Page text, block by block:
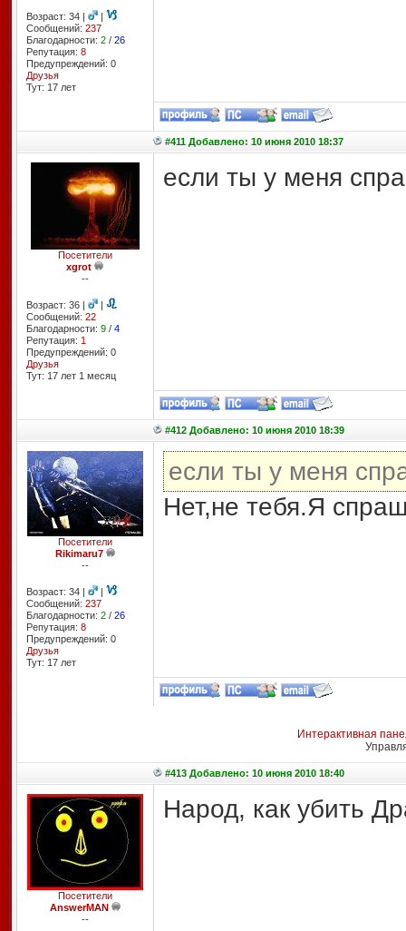
Возраст: 34 |
|
Сообщений: 237
Благодарности: 2/ 26
Репутация: 8
Предупреждений: 0
Друзья
Тут: 17 лет
#411 Добавлено: 10 июня 2010 18:37
Посетители
xgrot
--
Возраст: 36 |
|
Сообщений: 22
Благодарности: 9/ 4
Репутация: 1
Предупреждений: 0
Друзья
Тут: 17 лет 1 месяц
если ты у меня
#412 Добавлено: 10 июня 2010 18:39
Посетители
Rikimaru7
--
Возраст: 34 |
|
Сообщений: 237
Благодарности: 2/ 26
Репутация: 8
Предупреждений: 0
Друзья
Тут: 17 лет
если ты у меня
Нет,не тебя.Я
Интерактивная
#413 Добавлено: 10 июня 2010 18:40
Посетители
AnswerMAN
--
Народ, как убить